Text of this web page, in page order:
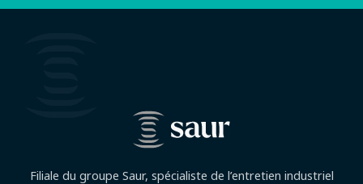
Filiale du groupe Saur, spécialiste de l’entretien industriel